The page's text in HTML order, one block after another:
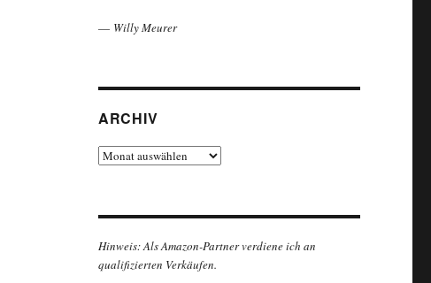
— Willy Meurer
ARCHIV
Archiv
Hinweis: Als Amazon-Partner verdiene ich an
qualifizierten Verkäufen.